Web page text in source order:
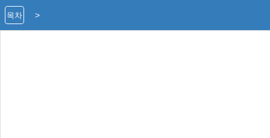
>
목차